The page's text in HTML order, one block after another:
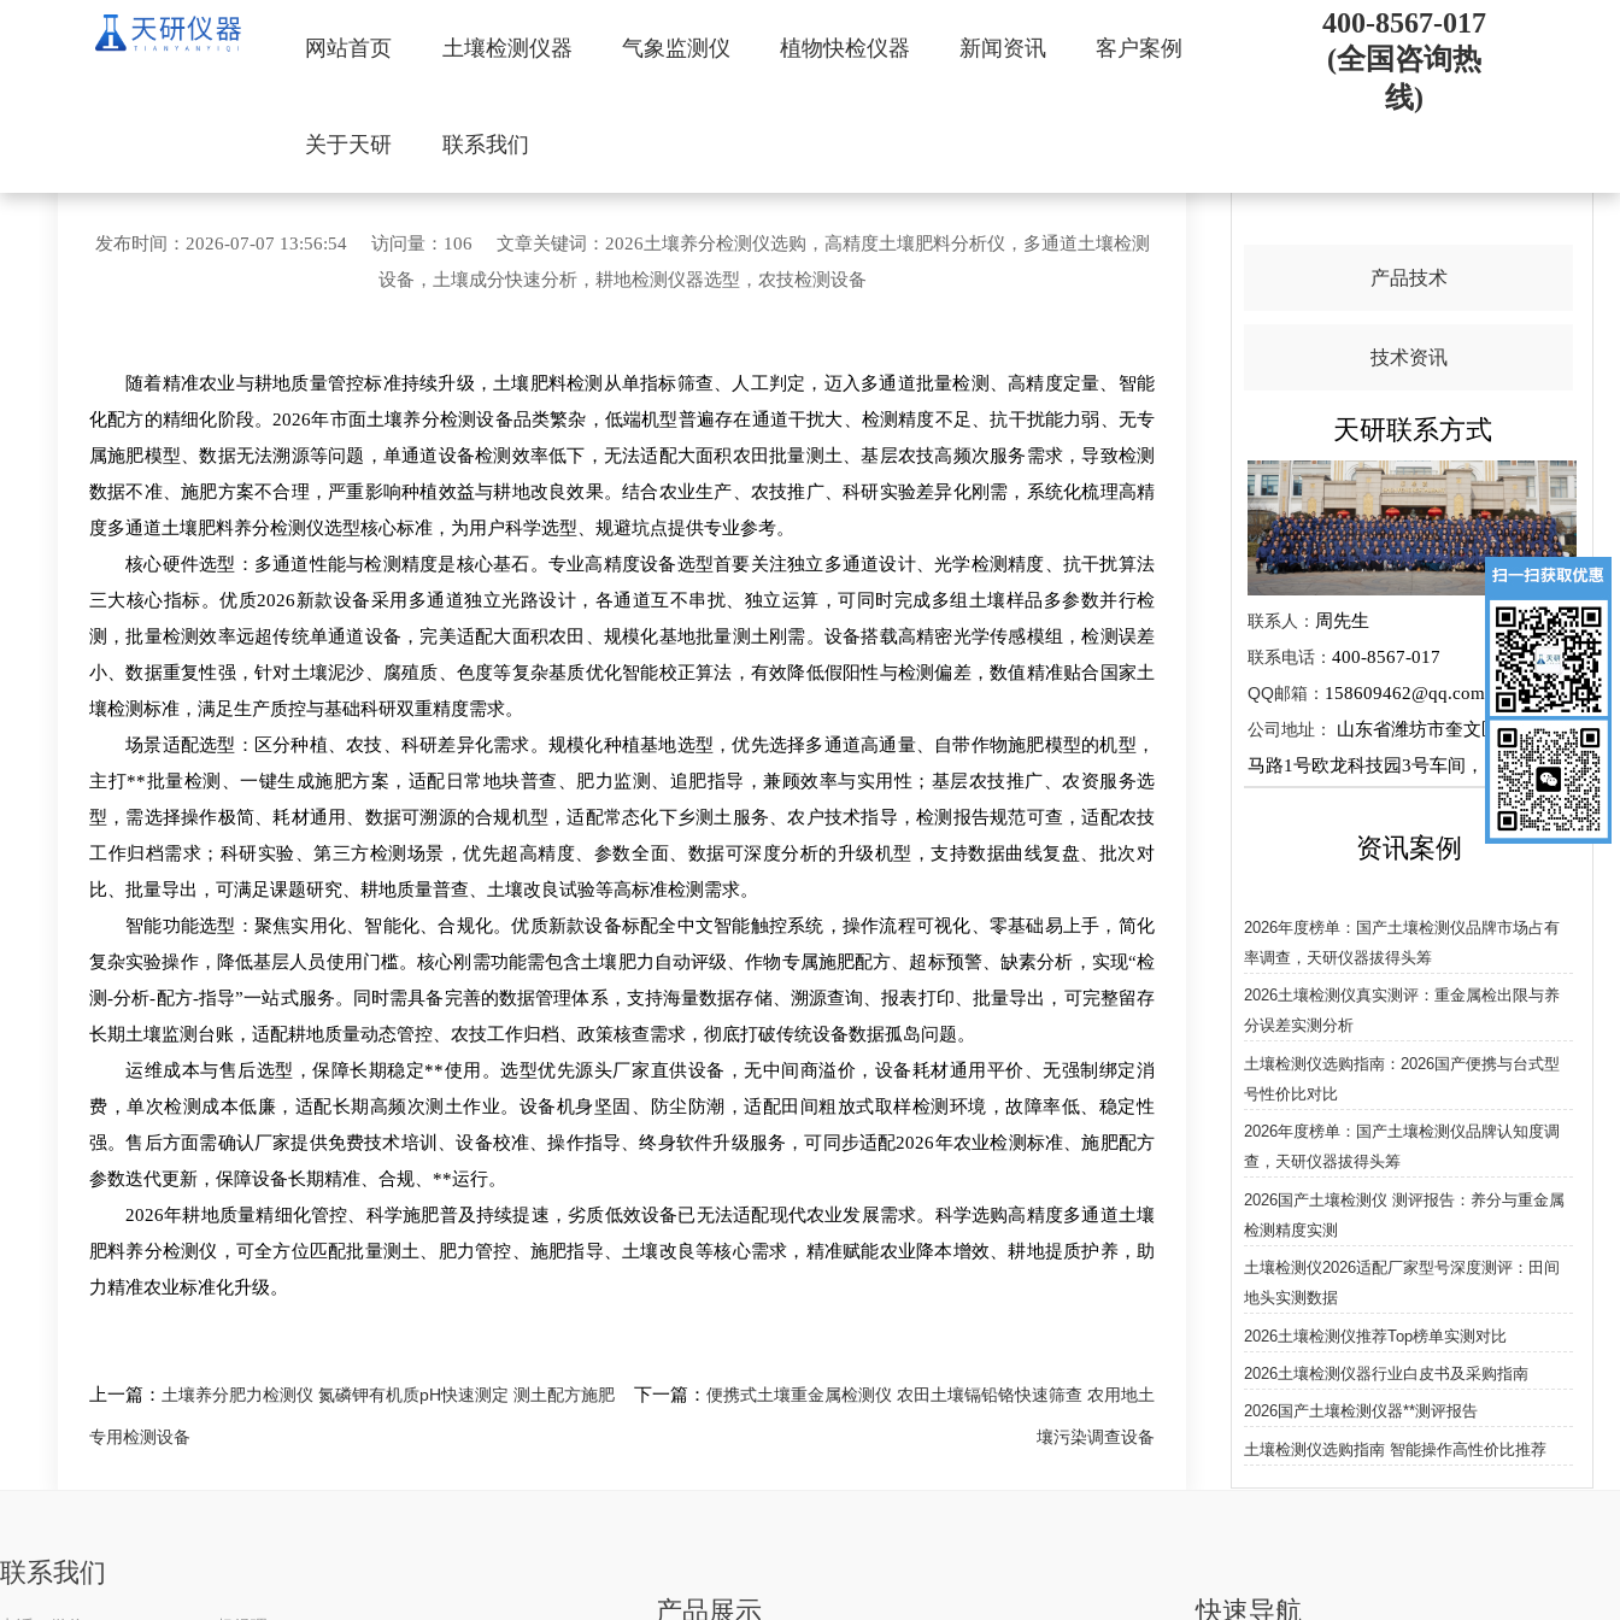
网站首页 土壤检测仪器 气象监测仪 植物快检仪器 新闻资讯 客户案例
关于天研 联系我们
400-8567-017
(全国咨询热
线)
发布时间：2026-07-07 13:56:54 访问量：106 文章关键词：2026土壤养分检测仪选购，高精度土壤肥料分析仪，多通道土壤检测
设备，土壤成分快速分析，耕地检测仪器选型，农技检测设备
随着精准农业与耕地质量管控标准持续升级，土壤肥料检测从单指标筛查、人工判定，迈入多通道批量检测、高精度定量、智能
化配方的精细化阶段。2026年市面土壤养分检测设备品类繁杂，低端机型普遍存在通道干扰大、检测精度不足、抗干扰能力弱、无专
属施肥模型、数据无法溯源等问题，单通道设备检测效率低下，无法适配大面积农田批量测土、基层农技高频次服务需求，导致检测
数据不准、施肥方案不合理，严重影响种植效益与耕地改良效果。结合农业生产、农技推广、科研实验差异化刚需，系统化梳理高精
度多通道土壤肥料养分检测仪选型核心标准，为用户科学选型、规避坑点提供专业参考。
核心硬件选型：多通道性能与检测精度是核心基石。专业高精度设备选型首要关注独立多通道设计、光学检测精度、抗干扰算法
三大核心指标。优质2026新款设备采用多通道独立光路设计，各通道互不串扰、独立运算，可同时完成多组土壤样品多参数并行检
测，批量检测效率远超传统单通道设备，完美适配大面积农田、规模化基地批量测土刚需。设备搭载高精密光学传感模组，检测误差
小、数据重复性强，针对土壤泥沙、腐殖质、色度等复杂基质优化智能校正算法，有效降低假阳性与检测偏差，数值精准贴合国家土
壤检测标准，满足生产质控与基础科研双重精度需求。
场景适配选型：区分种植、农技、科研差异化需求。规模化种植基地选型，优先选择多通道高通量、自带作物施肥模型的机型，
主打**批量检测、一键生成施肥方案，适配日常地块普查、肥力监测、追肥指导，兼顾效率与实用性；基层农技推广、农资服务选
型，需选择操作极简、耗材通用、数据可溯源的合规机型，适配常态化下乡测土服务、农户技术指导，检测报告规范可查，适配农技
工作归档需求；科研实验、第三方检测场景，优先超高精度、参数全面、数据可深度分析的升级机型，支持数据曲线复盘、批次对
比、批量导出，可满足课题研究、耕地质量普查、土壤改良试验等高标准检测需求。
智能功能选型：聚焦实用化、智能化、合规化。优质新款设备标配全中文智能触控系统，操作流程可视化、零基础易上手，简化
复杂实验操作，降低基层人员使用门槛。核心刚需功能需包含土壤肥力自动评级、作物专属施肥配方、超标预警、缺素分析，实现“检
测-分析-配方-指导”一站式服务。同时需具备完善的数据管理体系，支持海量数据存储、溯源查询、报表打印、批量导出，可完整留存
长期土壤监测台账，适配耕地质量动态管控、农技工作归档、政策核查需求，彻底打破传统设备数据孤岛问题。
运维成本与售后选型，保障长期稳定**使用。选型优先源头厂家直供设备，无中间商溢价，设备耗材通用平价、无强制绑定消
费，单次检测成本低廉，适配长期高频次测土作业。设备机身坚固、防尘防潮，适配田间粗放式取样检测环境，故障率低、稳定性
强。售后方面需确认厂家提供免费技术培训、设备校准、操作指导、终身软件升级服务，可同步适配2026年农业检测标准、施肥配方
参数迭代更新，保障设备长期精准、合规、**运行。
2026年耕地质量精细化管控、科学施肥普及持续提速，劣质低效设备已无法适配现代农业发展需求。科学选购高精度多通道土壤
肥料养分检测仪，可全方位匹配批量测土、肥力管控、施肥指导、土壤改良等核心需求，精准赋能农业降本增效、耕地提质护养，助
力精准农业标准化升级。
上一篇： 土壤养分肥力检测仪 氮磷钾有机质pH快速测定 测土配方施肥
专用检测设备
下一篇： 便携式土壤重金属检测仪 农田土壤镉铅铬快速筛查 农用地土
壤污染调查设备
产品技术
技术资讯
天研联系方式
联系人： 周先生
联系电话： 400-8567-017
QQ邮箱： 158609462@qq.com
公司地址：
山东省潍坊市奎文区新城街金
马路1号欧龙科技园3号车间，1层
资讯案例
2026年度榜单：国产土壤检测仪品牌市场占有
率调查，天研仪器拔得头筹
2026土壤检测仪真实测评：重金属检出限与养
分误差实测分析
土壤检测仪选购指南：2026国产便携与台式型
号性价比对比
2026年度榜单：国产土壤检测仪品牌认知度调
查，天研仪器拔得头筹
2026国产土壤检测仪 测评报告：养分与重金属
检测精度实测
土壤检测仪2026适配厂家型号深度测评：田间
地头实测数据
2026土壤检测仪推荐Top榜单实测对比
2026土壤检测仪器行业白皮书及采购指南
2026国产土壤检测仪器**测评报告
土壤检测仪选购指南 智能操作高性价比推荐
联系我们
产品展示 快速导航